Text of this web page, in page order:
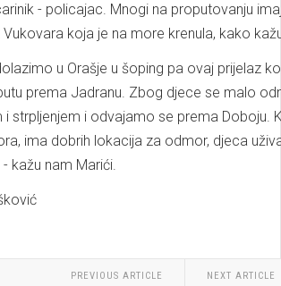
- policajac. Mnogi na proputovanju
koja je na more krenula, kako
u Orašje u šoping pa ovaj prijelaz
prema Jadranu. Zbog djece se malo
strpljenjem i odvajamo se prema Doboju.
ima dobrih lokacija za odmor, djeca
kažu nam Marići.
PREVIOUS ARTICLE NEXT ARTICLE